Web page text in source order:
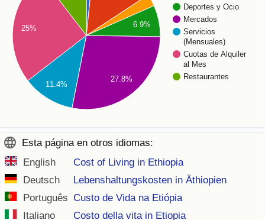
Deportes y Ocio
Mercados
Servicios
(Mensuales)
Cuotas de Alquiler
al Mes
Restaurantes
6.9%
25%
11.4%
27.8%
Esta página en otros idiomas:
English
Cost of Living in Ethiopia
Deutsch
Lebenshaltungskosten in Äthiopien
Português Custo de Vida na Etiópia
Italiano
Costo della vita in Etiopia